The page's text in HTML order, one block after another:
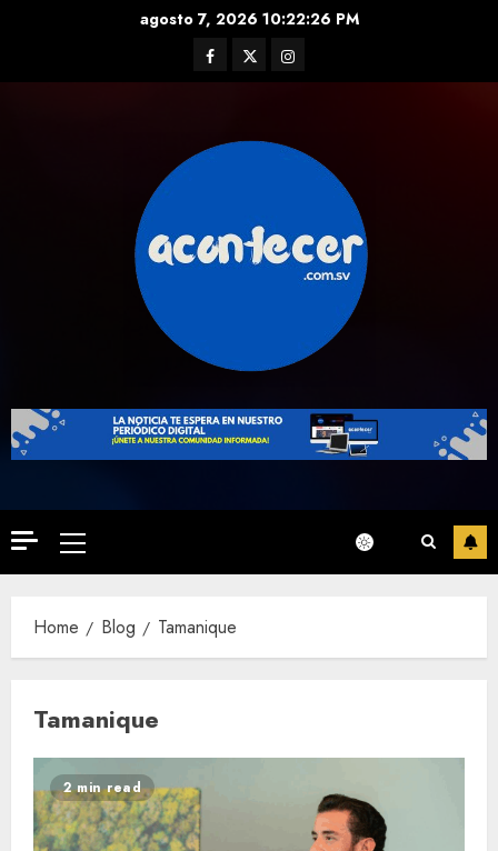
agosto 7, 202610:22:27 PM
Facebook
TwitterInstagram
Primary
Menu
Home Blog Tamanique
Tamanique
2 min read